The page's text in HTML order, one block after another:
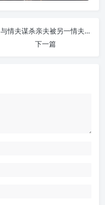
与情夫谋杀亲夫被另一情夫举报 | 纵欲危害
下一篇